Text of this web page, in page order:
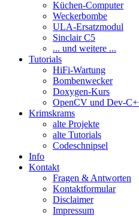
Küchen-Computer
Weckerbombe
ULA-Ersatzmodul
Sinclair C5
... und weitere ...
Tutorials
HiFi-Wartung
Bombenwecker
Doxygen-Kurs
OpenCV und Dev-
Krimskrams
alte Projekte
alte Tutorials
Codeschnipsel
Info
Kontakt
Fragen & Antworten
Kontaktformular
Disclaimer
Impressum